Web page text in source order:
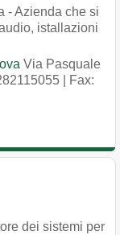
- Azienda che si
istallazioni
Via Pasquale
| Fax:
dei sistemi per